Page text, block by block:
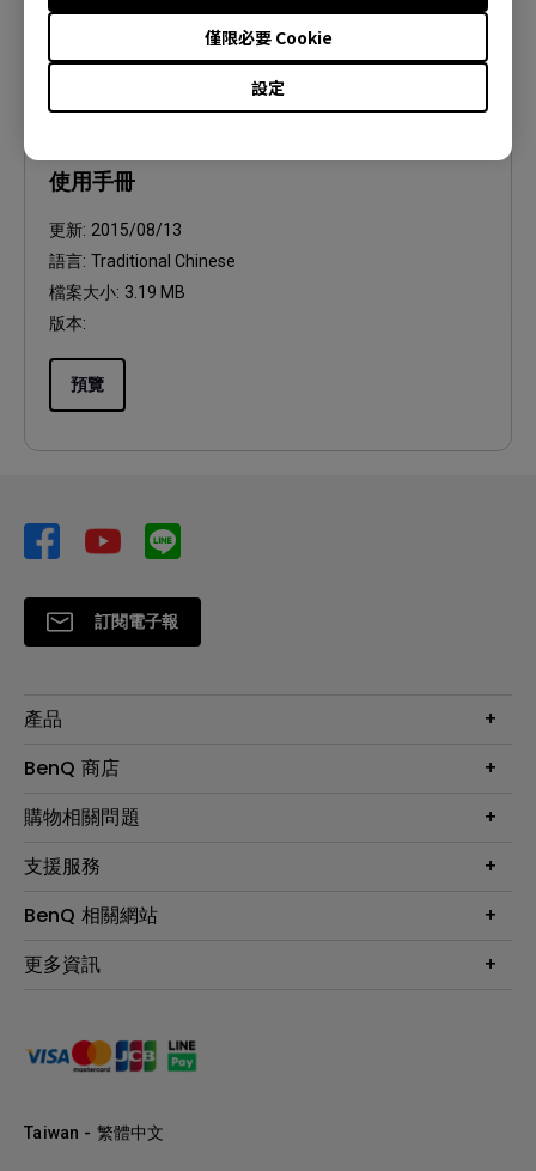
設定
僅限必要 Cookie
使用手冊
更新: 2015/08/13
語言: Traditional Chinese
檔案大小: 3.19 MB
版本:
預覽
訂閱電子報
產品
大型液晶
投影機
智慧照明
專業拍物視訊鏡頭
BenQ 商店
最新產品與活動
尋找銷售據點
會員綁定LINE教學
購物相關問題
第一次購物就上手
延長保固購買
贈品兌換網站首頁
支援服務
服務公告
保固條例
手冊與軟體下載
產品常見問題
BenQ 相關網站
專業商用解決方案
BenQ 大娛樂家
更多資訊
永續發展
產品碳足跡報告
明基基金會
Taiwan - 繁體中文